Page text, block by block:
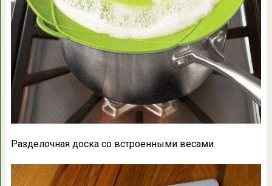
Разделочная доска со встроенными весами